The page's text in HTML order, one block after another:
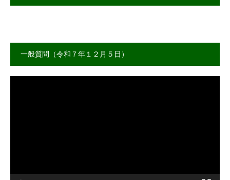
一般質問（令和７年１２月５日）